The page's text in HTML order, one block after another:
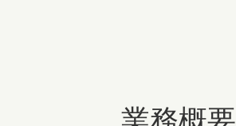
業務概要